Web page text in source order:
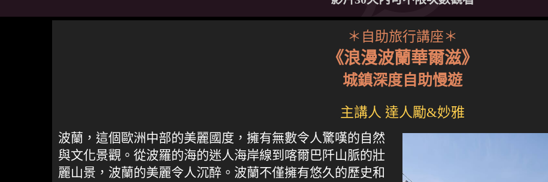
＊自助旅行講座＊
《浪漫波蘭華爾滋》
城鎮深度自助慢遊
主講人 達人勵&妙雅
波蘭，這個歐洲中部的美麗國度，擁有無數令人驚嘆的自然
與文化景觀。從波羅的海的迷人海岸線到喀爾巴阡山脈的壯
麗山景，波蘭的美麗令人沉醉。波蘭不僅擁有悠久的歷史和